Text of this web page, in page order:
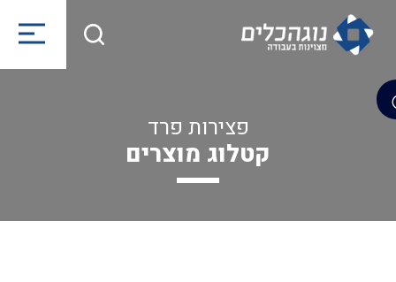
פצירות פרד
קטלוג מוצרים